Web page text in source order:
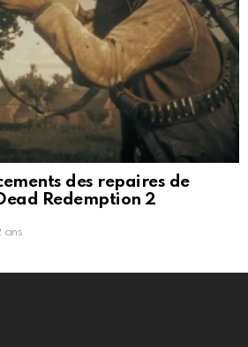
des repaires de
Redemption 2
ans